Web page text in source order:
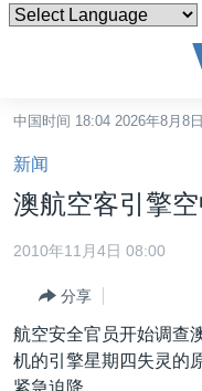
碍
链
接
跳
转
容
转
港澳
国际
最新国际新闻
分类新闻
中国时间 18:04 2026年8月8
新闻
澳航空客引擎
2010年11月4日 08:00
分享
航空安全官员开始调查
机的引擎星期四失灵的
紧急迫降。